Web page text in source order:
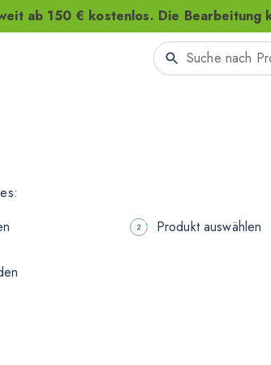
ab 150 € kostenlos. Die Bearbeitung
Produkt auswählen